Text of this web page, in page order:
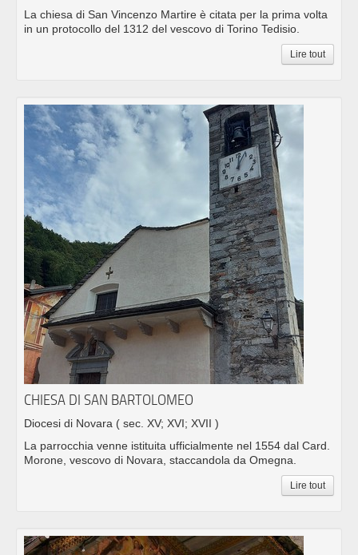
La chiesa di San Vincenzo Martire è citata per la prima volta
in un protocollo del 1312 del vescovo di Torino Tedisio.
Lire tout
CHIESA DI SAN BARTOLOMEO
Diocesi di Novara ( sec. XV; XVI; XVII )
La parrocchia venne istituita ufficialmente nel 1554 dal Card.
Morone, vescovo di Novara, staccandola da Omegna.
Lire tout